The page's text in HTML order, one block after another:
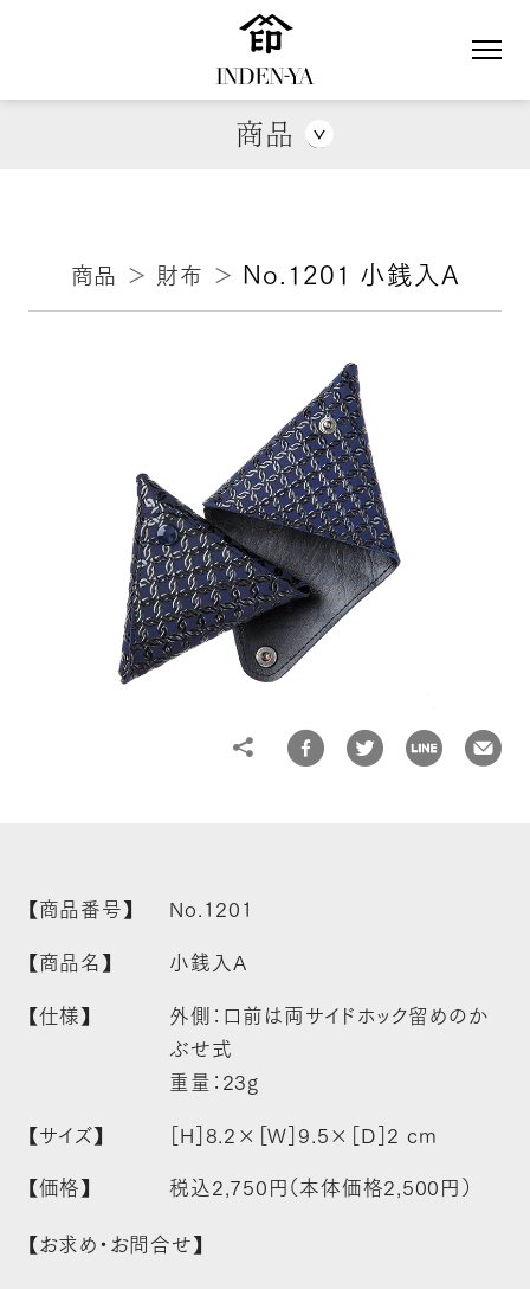
商品
小銭入がま口式財布 折財布 長財布
小物
ポシェット
その他のバッグ
商品
＞ 財布 ＞ No.1201 小銭入A
Share
【商品番号】 No.1201
【商品名】 小銭入A
【仕様】
外側：口前は両サイドホック留めのか
ぶせ式
重量：23g
【サイズ】 ［H］8.2×［W］9.5×［D］2 cm
【価格】 税込2,750円（本体価格2,500円）
【お求め・お問合せ】